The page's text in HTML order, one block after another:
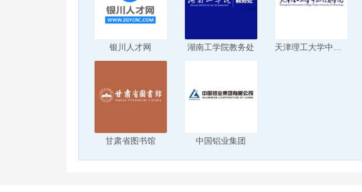
银川人才网 湖南工学院教务处
甘肃省图书馆 中国铝业集团